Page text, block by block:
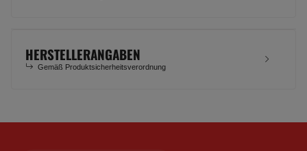
HERSTELLERANGABEN
Gemäß Produktsicherheitsverordnung